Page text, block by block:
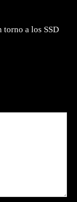
a los SSD